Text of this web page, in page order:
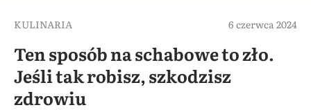
KULINARIA 6 czerwca 2024
Ten sposób na schabowe to zło.
Jeśli tak robisz, szkodzisz
zdrowiu